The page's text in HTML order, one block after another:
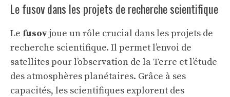
Le fusov dans les projets de recherche scientifique
Le fusovjoue un rôle crucial dans les projets de
recherche scientifique. Il permet l’envoi de
satellites pour l’observation de la Terre et l’étude
des atmosphères planétaires. Grâce à ses
capacités, les scientifiques explorent des